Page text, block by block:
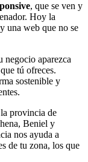
, que se ven y
Hoy la
una web que no se
negocio aparezca
tú ofreces.
sostenible y
provincia de
Beniel y
nos ayuda a
de tu zona, los que